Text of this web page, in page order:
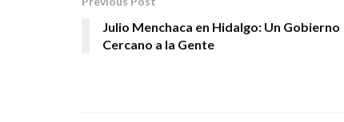
Julio Menchaca en Hidalgo: Un Gobierno
Cercano a la Gente